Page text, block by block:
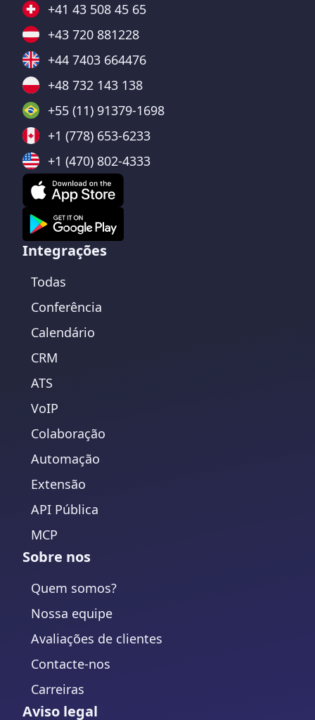
+41 43 508 45 65
+43 720 881228
+44 7403 664476
+48 732 143 138
+55 (11) 91379-1698
+1 (778) 653-6233
+1 (470) 802-4333
Integrações
Todas
Conferência
Calendário
CRM
ATS
VoIP
Colaboração
Automação
Extensão
API Pública
MCP
Sobre nos
Quem somos?
Nossa equipe
Avaliações de clientes
Contacte-nos
Carreiras
Aviso legal